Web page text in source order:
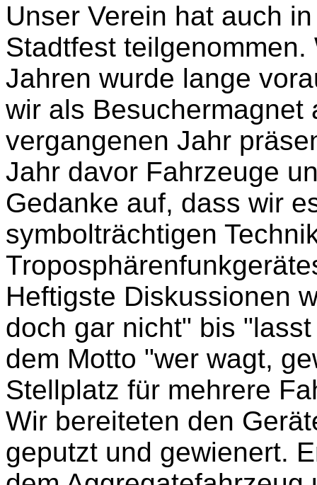
Unser Verein hat auch
Stadtfest
Jahren wurde lange
wir als Besuchermagnet
vergangenen Jahr
Jahr davor Fahrzeuge
Gedanke auf, dass wir
symbolträchtigen
Heftigste Diskussionen
doch gar nicht" bis
dem Motto "wer wagt,
Stellplatz für mehrere
Wir bereiteten den
geputzt und gewienert.